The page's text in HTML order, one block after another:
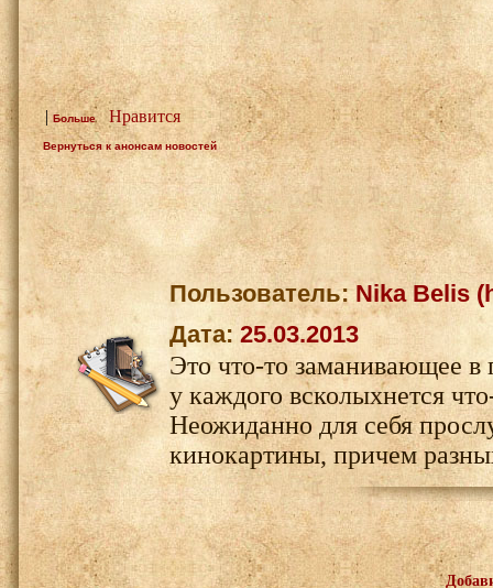
| Больше Нравится
Вернуться к анонсам новостей
Пользователь:Nika Belis
Дата: 25.03.2013
Это что-то заманивающее
у каждого всколыхнется
Неожиданно для себя
кинокартины, причем